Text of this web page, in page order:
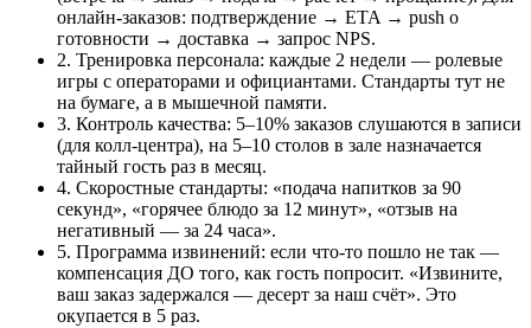
онлайн-заказов: подтверждение → ETA → push о
готовности → доставка → запрос NPS.
2. Тренировка персонала: каждые 2 недели — ролевые
игры с операторами и официантами. Стандарты тут не
на бумаге, а в мышечной памяти.
3. Контроль качества: 5–10% заказов слушаются в записи
(для колл-центра), на 5–10 столов в зале назначается
тайный гость раз в месяц.
4. Скоростные стандарты: «подача напитков за 90
секунд», «горячее блюдо за 12 минут», «отзыв на
негативный — за 24 часа».
5. Программа извинений: если что-то пошло не так —
компенсация ДО того, как гость попросит. «Извините,
ваш заказ задержался — десерт за наш счёт». Это
окупается в 5 раз.